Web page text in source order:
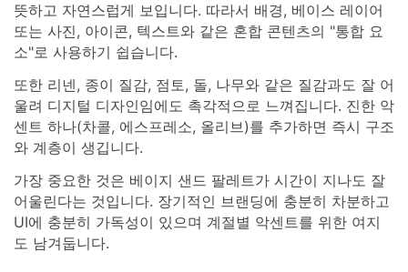
뜻하고 자연스럽게 보입니다. 따라서 배경, 베이스 레이어
또는 사진, 아이콘, 텍스트와 같은 혼합 콘텐츠의 "통합 요
소"로 사용하기 쉽습니다.
또한 리넨, 종이 질감, 점토, 돌, 나무와 같은 질감과도 잘 어
울려 디지털 디자인임에도 촉각적으로 느껴집니다. 진한 악
센트 하나(차콜, 에스프레소, 올리브)를 추가하면 즉시 구조
와 계층이 생깁니다.
가장 중요한 것은 베이지 샌드 팔레트가 시간이 지나도 잘
어울린다는 것입니다. 장기적인 브랜딩에 충분히 차분하고
UI에 충분히 가독성이 있으며 계절별 악센트를 위한 여지
도 남겨둡니다.